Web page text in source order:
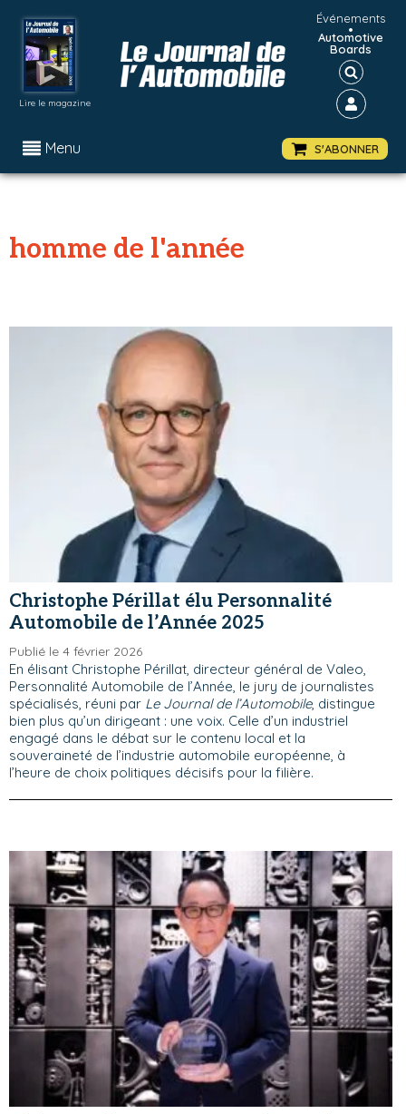
Lire le magazine
Événements
•
Automotive
Boards
Menu S'ABONNER
homme de l'année
Christophe Périllat élu Personnalité
Automobile de l’Année 2025
Publié le 4 février 2026
En élisant Christophe Périllat, directeur général de Valeo,
Personnalité Automobile de l’Année, le jury de journalistes
spécialisés, réuni par Le Journal de l’Automobile, distingue
bien plus qu’un dirigeant : une voix. Celle d’un industriel
engagé dans le débat sur le contenu local et la
souveraineté de l’industrie automobile européenne, à
l’heure de choix politiques décisifs pour la filière.